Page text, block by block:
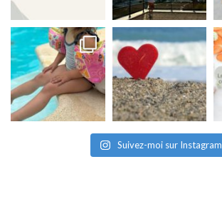
Suivez-moi sur Instagram